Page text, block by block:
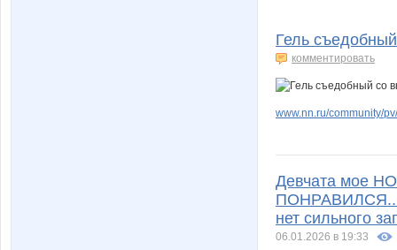
Гель
комментировать
www.nn.ru/community/
Девчата мое
ПОНРАВИЛСЯ...А
нет сильного
06.01.2026 в 19:33